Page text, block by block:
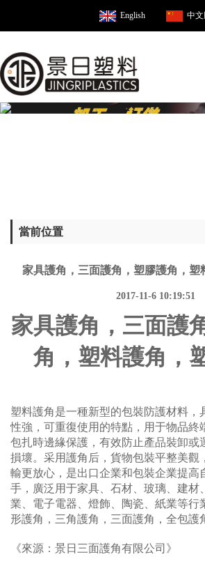
English 中文
當前位置
家具護角，三面護角，塑膠護角，塑
2017-11-6 10:19:51
家具護角，三面護
角，塑料護角，
塑料護角是一種新型的包裝防護材料，
性強，可重復使用的特點，用于物品終
包扎時邊緣保護，有效防止產品裝卸或
損壞。采用護角后，貨物包裝平整美觀
輸更放心，是出口企業和包裝企業提高
手，廣泛用于家具、石材、玻璃、建材
業、電子電器、燈飾、陶瓷、紙業等行
形護角，三角護角，三面護角，全包護
《來源：景日三面護角有限公司》